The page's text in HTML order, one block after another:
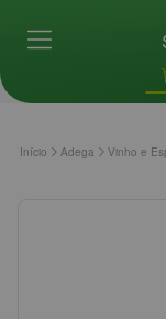
Início Adega Vinho e